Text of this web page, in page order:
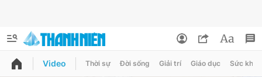
QUẢNG CÁO
Video Thời sự Đời sống Giải trí Giáo dục Sức khỏe